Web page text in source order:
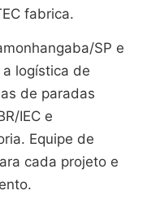
fabrica.
SP e
logística de
de paradas
IEC e
Equipe de
cada projeto e